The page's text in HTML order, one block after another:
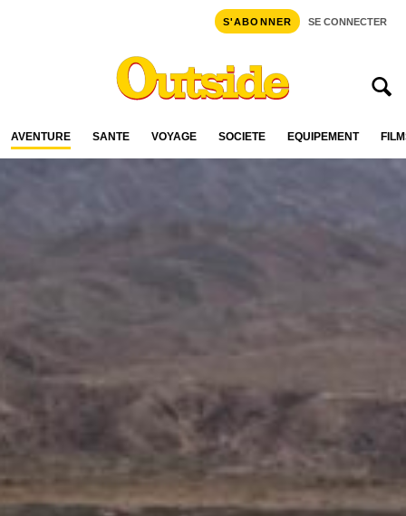
S'ABONNER SE CONNECTER
AVENTURE SANTÉ VOYAGE SOCIÉTÉ ÉQUIPEMENT